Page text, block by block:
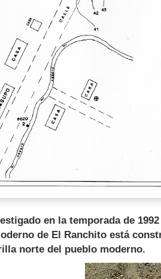
en la temporada de
de El Ranchito está
norte del pueblo moderno.